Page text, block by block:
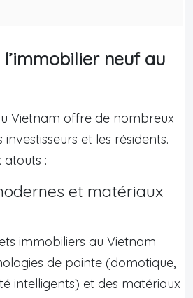
neuf au
Vietnam offre de nombreux
et les résidents.
atouts :
et matériaux
immobiliers au Vietnam
de pointe (domotique,
intelligents) et des matériaux